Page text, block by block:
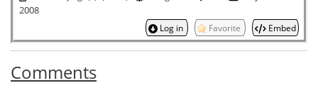
2008
Log in Favorite Embed
Comments